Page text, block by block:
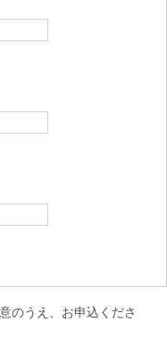
のうえ、お申込くださ